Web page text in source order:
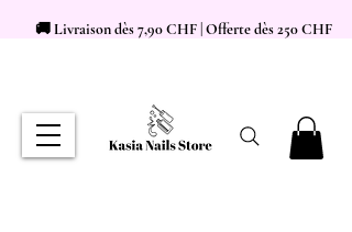
🚚 Livraison dès 7,90 CHF | Offerte dès 250 CHF